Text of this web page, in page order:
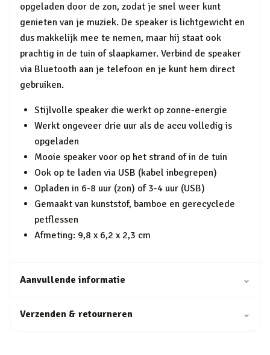
opgeladen door de zon, zodat je snel weer kunt
genieten van je muziek. De speaker is lichtgewicht en
dus makkelijk mee te nemen, maar hij staat ook
prachtig in de tuin of slaapkamer. Verbind de speaker
via Bluetooth aan je telefoon en je kunt hem direct
gebruiken.
Stijlvolle speaker die werkt op zonne-energie
Werkt ongeveer drie uur als de accu volledig is
opgeladen
Mooie speaker voor op het strand of in de tuin
Ook op te laden via USB (kabel inbegrepen)
Opladen in 6-8 uur (zon) of 3-4 uur (USB)
Gemaakt van kunststof, bamboe en gerecyclede
petflessen
Afmeting: 9,8 x 6,2 x 2,3 cm
Aanvullende informatie ⌄
Verzenden & retourneren ⌄